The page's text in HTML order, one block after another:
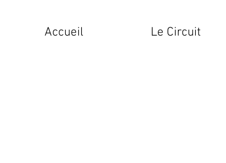
Accueil Le Circuit